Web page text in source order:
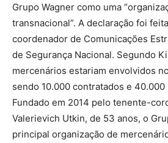
Grupo Wagner como uma
transnacional”. A declaração foi
coordenador de Comunicações
de Segurança Nacional. Segundo
mercenários estariam envolvidos
sendo 10.000 contratados e
Fundado em 2014 pelo tenente-
Valerievich Utkin, de 53 anos, o
principal organização de